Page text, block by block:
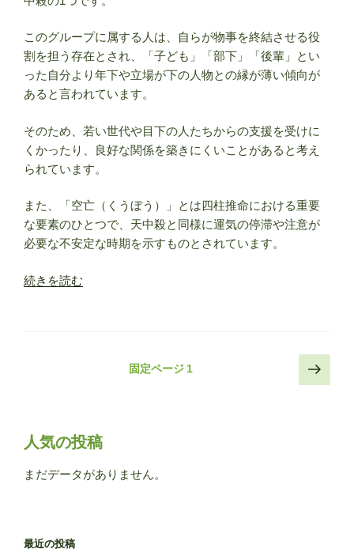
と
格/
仕
事/
恋
相
性”
の
このグループに属する人は、自らが物事を終結させる役
割を担う存在とされ、「子ども」「部下」「後輩」とい
った自分より年下や立場が下の人物との縁が薄い傾向が
あると言われています。
そのため、若い世代や目下の人たちからの支援を受けに
くかったり、良好な関係を築きにくいことがあると考え
られています。
また、「空亡（くうぼう）」とは四柱推命における重要
な要素のひとつで、天中殺と同様に運気の停滞や注意が
必要な不安定な時期を示すものとされています。
“午
中
は
何
か？
気
続きを読む
ペ
ー
ジ
固定ページ1
次
の
人気の投稿
まだデータがありません。
最近の投稿